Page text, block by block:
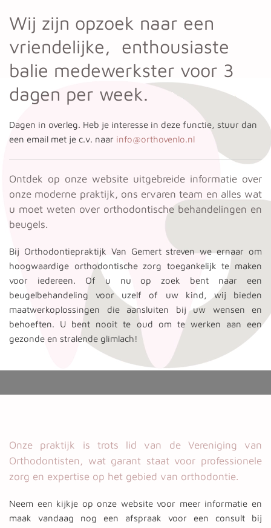
Wij zijn opzoek naar een
vriendelijke, enthousiaste
balie medewerkster voor 3
dagen per week.
Dagen in overleg. Heb je interesse in deze functie, stuur dan
een email met je c.v. naar info@orthovenlo.nl
Ontdek op onze website uitgebreide informatie over
onze moderne praktijk, ons ervaren team en alles wat
u moet weten over orthodontische behandelingen en
beugels.
Bij Orthodontiepraktijk Van Gemert streven we ernaar om
hoogwaardige orthodontische zorg toegankelijk te maken
voor iedereen. Of u nu op zoek bent naar een
beugelbehandeling voor uzelf of uw kind, wij bieden
maatwerkoplossingen die aansluiten bij uw wensen en
behoeften. U bent nooit te oud om te werken aan een
gezonde en stralende glimlach!
Onze praktijk is trots lid van de Vereniging van
Orthodontisten, wat garant staat voor professionele
zorg en expertise op het gebied van orthodontie.
Neem een kijkje op onze website voor meer informatie en
maak vandaag nog een afspraak voor een consult bij